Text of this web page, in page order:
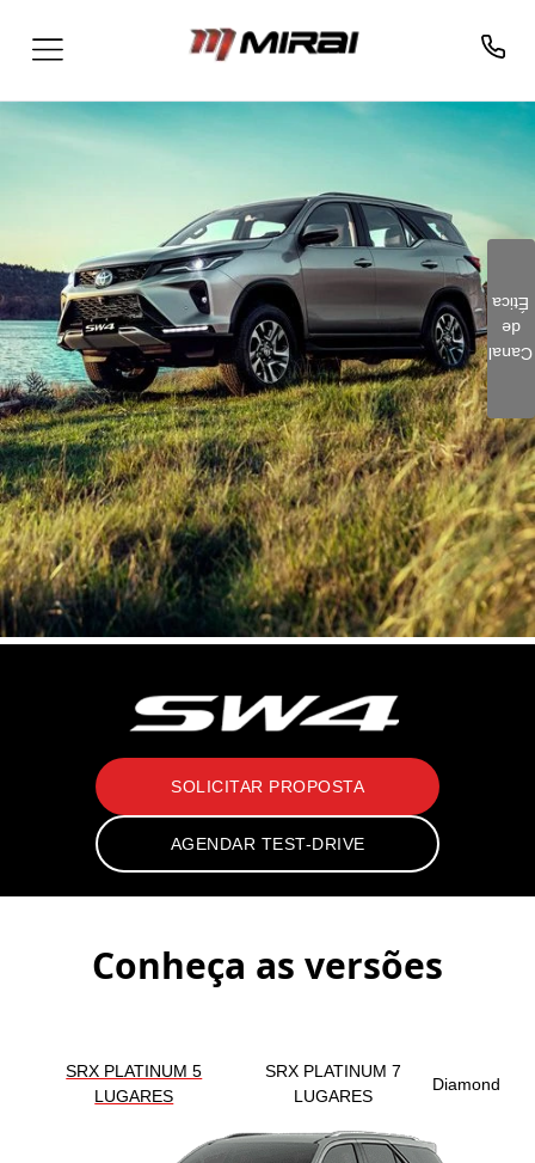
SOLICITAR PROPOSTA
AGENDAR TEST-DRIVE
Conheça as versões
SRX PLATINUM 5
LUGARES
SRX PLATINUM 7
LUGARES
Diamond
Canal
de
Ética
Clique aqui e preencha o
formulário. Este é um
canal seguro